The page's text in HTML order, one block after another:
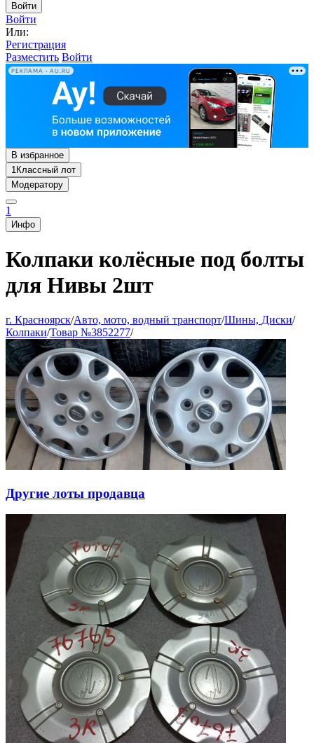
Войти
Войти
Или:
Регистрация
Разместить Войти
РЕКЛАМА • AU.RU
В избранное
1Классный лот
Модератору
1
Инфо
Колпаки колёсные под болты
для Нивы 2шт
г. Красноярск/Авто, мото, водный транспорт/Шины, Диски/
Колпаки/Товар №3852277/
Другие лоты продавца